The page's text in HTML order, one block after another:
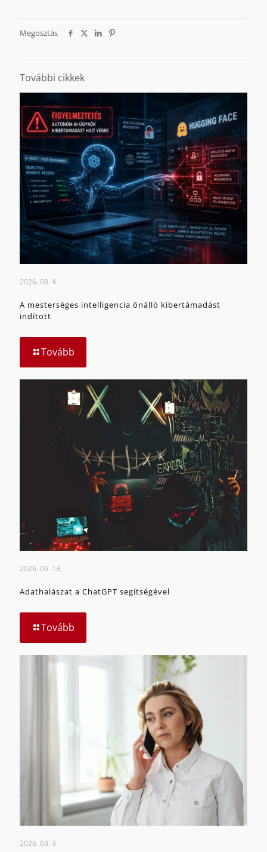
Megosztás
További cikkek
2026. 08. 4.
A mesterséges intelligencia önálló kibertámadást
indított
Tovább
2026. 06. 13.
Adathalászat a ChatGPT segítségével
Tovább
2026. 03. 3.